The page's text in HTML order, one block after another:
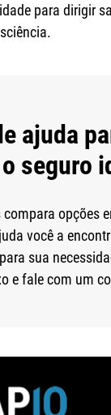
para dirigir
ajuda
seguro
compara opções
você a
sua
e fale com um